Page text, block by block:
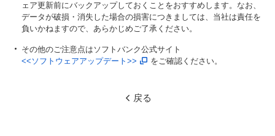
ェア更新前にバックアップしておくことをおすすめします。なお、
データが破損・消失した場合の損害につきましては、当社は責任を
負いかねますので、あらかじめご了承ください。
その他のご注意点はソフトバンク公式サイト
<<ソフトウェアアップデート>>
をご確認ください。
戻る